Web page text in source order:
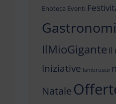
Enoteca Eventi
IlMioGigante Il
Iniziative lambrusco
Natale